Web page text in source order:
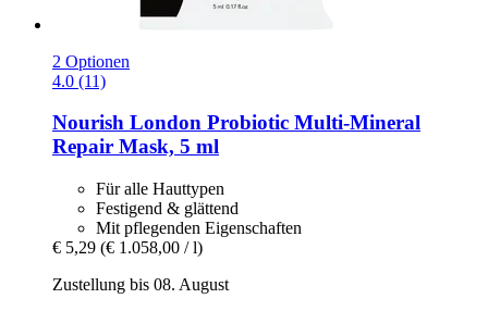
2 Optionen
4.0 (11)
Nourish London Probiotic Multi-​Mineral
Repair Mask, 5 ml
Für alle Hauttypen
Festigend & glättend
Mit pflegenden Eigenschaften
€ 5,29 (€ 1.058,00 / l)
Zustellung bis 08. August